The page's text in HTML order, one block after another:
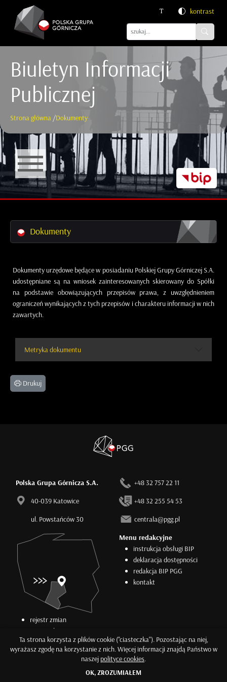
kontrast
Biuletyn Informacji
Publicznej
Strona główna /Dokumenty
Dokumenty
Dokumenty urzędowe będące w posiadaniu Polskiej Grupy Górniczej S.A.
udostępniane są na wniosek zainteresowanych skierowany do Spółki
na podstawie obowiązujących przepisów prawa, z uwzględnieniem
ograniczeń wynikających z tych przepisów i charakteru informacji w nich
zawartych.
Metryka dokumentu
Drukuj
Polska Grupa Górnicza S.A.
40-039 Katowice
ul. Powstańców 30
+48 32 757 22 11
+48 32 255 54 53
centrala@pgg.pl
Menu redakcyjne
instrukcja obsługi BIP
deklaracja dostępności
redakcja BIP PGG
kontakt
rejestr zmian
statystyki
RODO
COOKIES
Ta strona korzysta z plików cookie ("ciasteczka"). Pozostając na niej,
wyrażasz zgodę na korzystanie z nich. Więcej informacji znajdą Państwo w
naszej polityce cookies.
OK, ZROZUMIAŁEM